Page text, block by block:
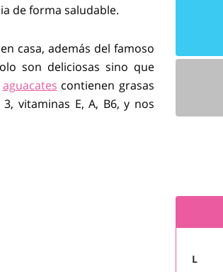
de forma saludable.
casa, además del famoso
son deliciosas sino que
aguacates contienen grasas
vitaminas E, A, B6, y nos
L